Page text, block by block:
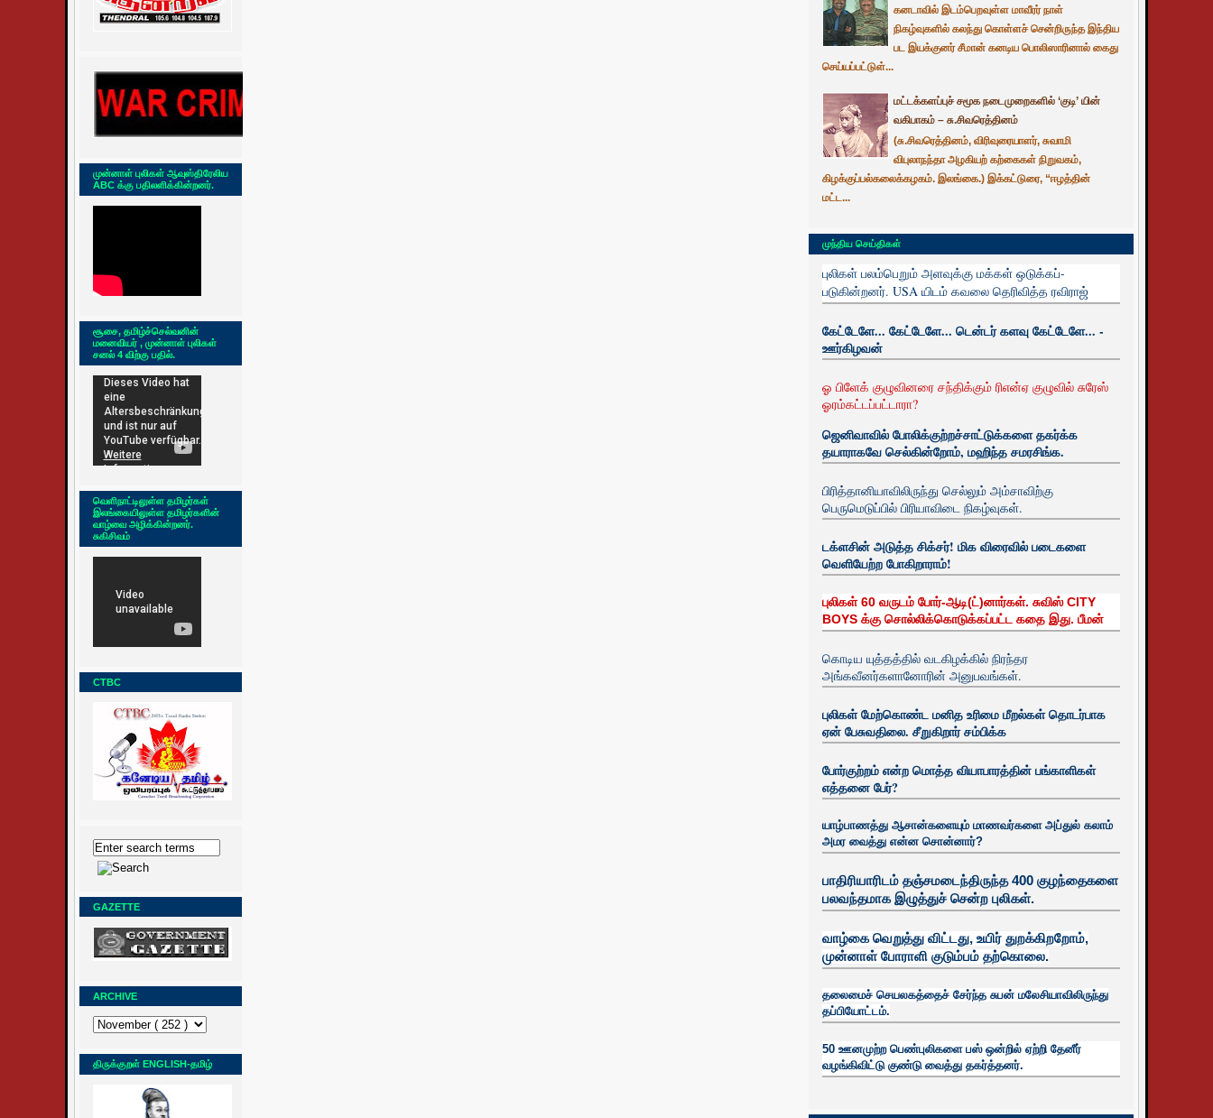
முன்னாள் புலிகள் ஆவுஸ்திரேலிய
ABC க்கு பதிலளிக்கின்றனர்.
சூசை, தமிழ்ச்செல்வனின்
மனைவியர் , முன்னாள் புலிகள்
சனல் 4 விற்கு பதில்.
வெளிநாட்டிலுள்ள தமிழர்கள்
இலங்கையிலுள்ள தமிழர்களின்
வாழ்வை அழிக்கின்றனர்.
சுகிசிவம்
CTBC
GAZETTE
ARCHIVE
திருக்குறள் ENGLISH-தமிழ்
கனடாவில் இடம்பெறவுள்ள மாவீரர் நாள்
நிகழ்வுகளில் கலந்து கொள்ளச் சென்றிருந்த இந்திய
பட இயக்குனர் சீமான் கனடிய பொலிஸாரினால் கைது
செய்யப்பட்டுள்...
மட்டக்களப்புச் சமூக நடைமுறைகளில் ‘குடி’ யின்
வகிபாகம் – சு.சிவரெத்தினம்
(சு.சிவரெத்தினம், விரிவுரையாளர், சுவாமி
விபுலாநந்தா அழகியற் கற்கைகள் நிறுவகம்,
கிழக்குப்பல்கலைக்கழகம். இலங்கை.) இக்கட்டுரை, “ஈழத்தின்
மட்ட...
முந்திய செய்திகள்
புலிகள் பலம்பெறும் அளவுக்கு மக்கள் ஒடுக்கப்-
படுகின்றனர். USA யிடம் கவலை தெரிவித்த ரவிராஜ்
கேட்டேளே... கேட்டேளே... டென்டர் களவு கேட்டேளே... -
ஊர்கிழவன்
ஓ பிளேக் குழுவினரை சந்திக்கும் ரிஎன்ஏ குழுவில் சுரேஸ்
ஓரம்கட்டப்பட்டாரா?
ஜெனிவாவில் போலிக்குற்றச்சாட்டுக்களை தகர்க்க
தயாராகவே செல்கின்றோம், மஹிந்த சமரசிங்க.
பிரித்தானியாவிலிருந்து செல்லும் அம்சாவிற்கு
பெருமெடுப்பில் பிரியாவிடை நிகழ்வுகள்.
டக்ளசின் அடுத்த சிக்சர்! மிக விரைவில் படைகளை
வெளியேற்ற போகிறாராம்!
புலிகள் 60 வருடம் போர்-ஆடி(ட்)னார்கள். சுவிஸ் CITY
BOYS க்கு சொல்லிக்கொடுக்கப்பட்ட கதை இது. பீமன்
கொடிய யுத்தத்தில் வடகிழக்கில் நிரந்தர
அங்கவீனர்களானோரின் அனுபவங்கள்.
புலிகள் மேற்கொண்ட மனித உரிமை மீறல்கள் தொடர்பாக
ஏன் பேசுவதிலை. சீறுகிறார் சம்பிக்க
போர்குற்றம் என்ற மொத்த வியாபாரத்தின் பங்காளிகள்
எத்தனை பேர்?
யாழ்பாணத்து ஆசான்களையும் மாணவர்களை அப்துல் கலாம்
அமர வைத்து என்ன சொன்னார்?
பாதிரியாரிடம் தஞ்சமடைந்திருந்த 400 குழந்தைகளை
பலவந்தமாக இழுத்துச் சென்ற புலிகள்.
வாழ்கை வெறுத்து விட்டது, உயிர் துறக்கிறறோம்,
முன்னாள் போராளி குடும்பம் தற்கொலை.
தலைமைச் செயலகத்தைச் சேர்ந்த சுபன் மலேசியாவிலிருந்து
தப்பியோட்டம்.
50 ஊனமுற்ற பெண்புலிகளை பஸ் ஒன்றில் ஏற்றி தேனீர்
வழங்கிவிட்டு குண்டு வைத்து தகர்த்தனர்.